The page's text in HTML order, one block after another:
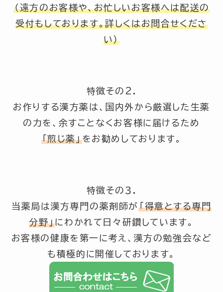
（遠方のお客様や、お忙しいお客様へは配送の
受付もしております。詳しくはお問合せくださ
い）
特徴その2.
お作りする漢方薬は、国内外から厳選した生薬
の力を、余すことなくお客様に届けるため
「煎じ薬」をお勧めしております。
特徴その３.
当薬局は漢方専門の薬剤師が「得意とする専門
分野」にわかれて日々研鑽しています。
お客様の健康を第一に考え、漢方の勉強会など
も積極的に開催しております。